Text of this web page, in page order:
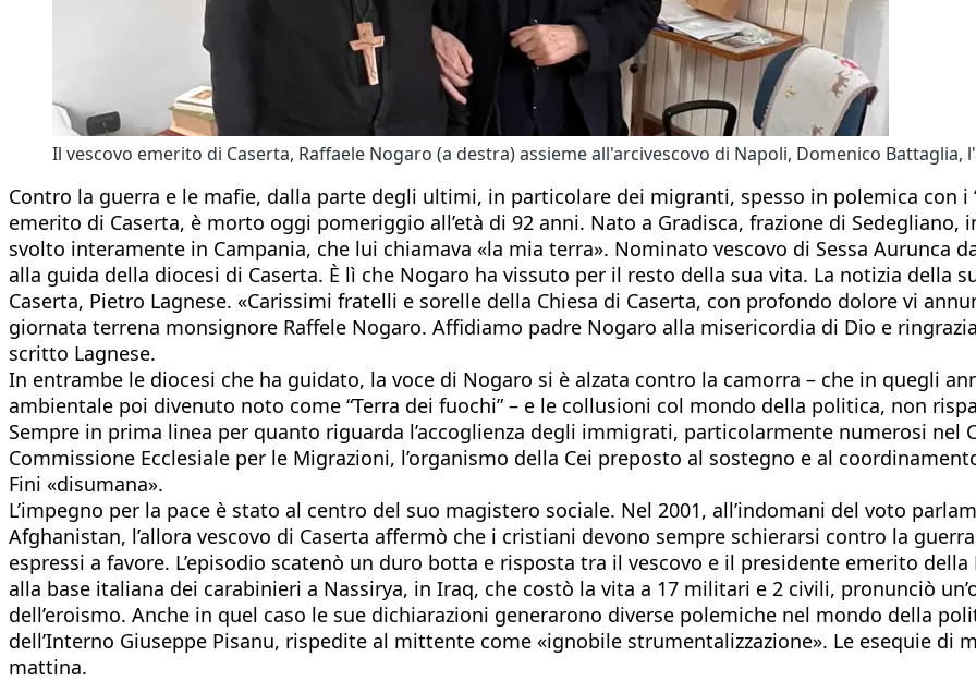
Il vescovo emerito di Caserta, Raffaele Nogaro (a destra) assieme all'arcivescovo di Napoli, Domenico Battaglia,
Contro la guerra e le mafie, dalla parte degli ultimi, in particolare dei migranti, spesso in polemica con i
emerito di Caserta, è morto oggi pomeriggio all’età di 92 anni. Nato a Gradisca, frazione di
svolto interamente in Campania, che lui chiamava «la mia terra». Nominato vescovo di Sessa Aurunca
alla guida della diocesi di Caserta. È lì che Nogaro ha vissuto per il resto della sua vita. La notizia della
Caserta, Pietro Lagnese. «Carissimi fratelli e sorelle della Chiesa di Caserta, con profondo dolore vi
giornata terrena monsignore Raffele Nogaro. Affidiamo padre Nogaro alla misericordia di Dio e
scritto Lagnese.
In entrambe le diocesi che ha guidato, la voce di Nogaro si è alzata contro la camorra – che in quegli
ambientale poi divenuto noto come “Terra dei fuochi” – e le collusioni col mondo della politica, non
Sempre in prima linea per quanto riguarda l’accoglienza degli immigrati, particolarmente numerosi nel
Commissione Ecclesiale per le Migrazioni, l’organismo della Cei preposto al sostegno e al
Fini «disumana».
L’impegno per la pace è stato al centro del suo magistero sociale. Nel 2001, all’indomani del voto
Afghanistan, l’allora vescovo di Caserta affermò che i cristiani devono sempre schierarsi contro la
espressi a favore. L’episodio scatenò un duro botta e risposta tra il vescovo e il presidente emerito della
alla base italiana dei carabinieri a Nassirya, in Iraq, che costò la vita a 17 militari e 2 civili, pronunciò
dell’eroismo. Anche in quel caso le sue dichiarazioni generarono diverse polemiche nel mondo della
dell’Interno Giuseppe Pisanu, rispedite al mittente come «ignobile strumentalizzazione». Le esequie di
mattina.